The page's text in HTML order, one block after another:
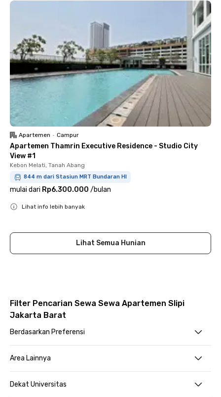
Apartemen • Campur
Apartemen Thamrin Executive Residence - Studio City
View #1
Kebon Melati, Tanah Abang
844 m dari Stasiun MRT Bundaran HI
mulai dari Rp6.300.000 /bulan
Lihat info lebih banyak
Lihat Semua Hunian
Filter Pencarian Sewa Sewa Apartemen Slipi
Jakarta Barat
Berdasarkan Preferensi
Area Lainnya
Dekat Universitas